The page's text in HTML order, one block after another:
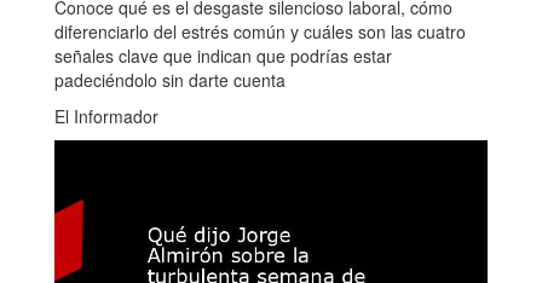
Conoce qué es el desgaste silencioso laboral, cómo
diferenciarlo del estrés común y cuáles son las cuatro
señales clave que indican que podrías estar
padeciéndolo sin darte cuenta
El Informador